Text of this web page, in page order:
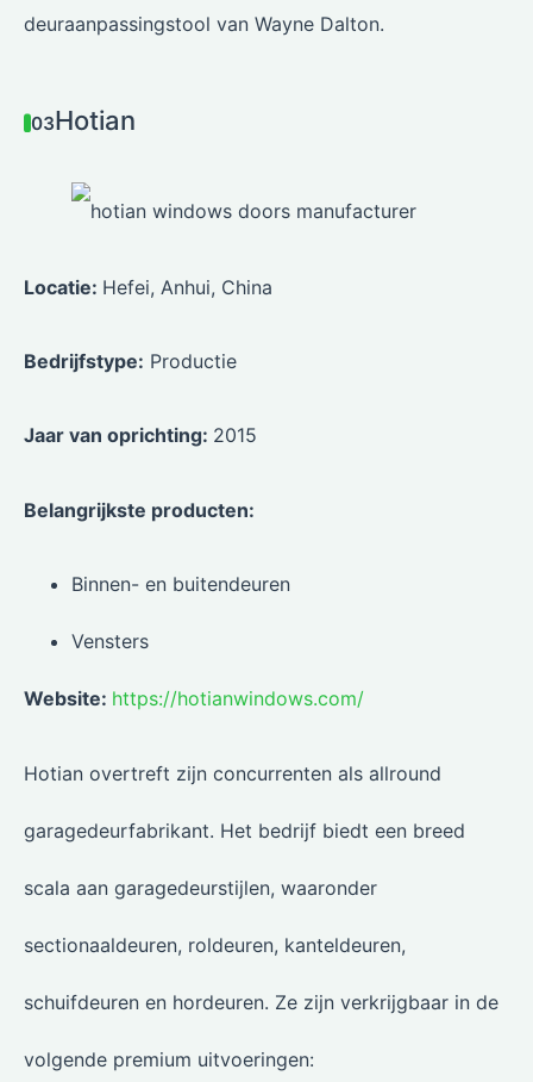
deuraanpassingstool van Wayne Dalton.
03Hotian
Locatie: Hefei, Anhui, China
Bedrijfstype: Productie
Jaar van oprichting: 2015
Belangrijkste producten:
Binnen- en buitendeuren
Vensters
Website: https://hotianwindows.com/
Hotian overtreft zijn concurrenten als allround
garagedeurfabrikant. Het bedrijf biedt een breed
scala aan garagedeurstijlen, waaronder
sectionaaldeuren, roldeuren, kanteldeuren,
schuifdeuren en hordeuren. Ze zijn verkrijgbaar in de
volgende premium uitvoeringen: